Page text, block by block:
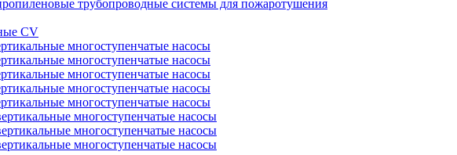
трубопроводные системы для пожаротушения
CV
многоступенчатые насосы
многоступенчатые насосы
многоступенчатые насосы
многоступенчатые насосы
многоступенчатые насосы
многоступенчатые насосы
многоступенчатые насосы
многоступенчатые насосы